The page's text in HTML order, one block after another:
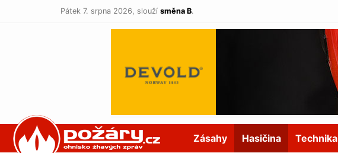
Pátek 7. srpna 2026, slouží směna B.
POŽÁRY.cz Zásahy Hasičina Technika